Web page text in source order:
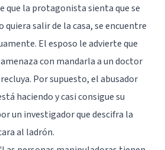
que la protagonista sienta que se
salir de la casa, se encuentre
El esposo le advierte que
con mandarla a un doctor
Por supuesto, el abusador
haciendo y casi consigue su
un investigador que descifra la
al ladrón.